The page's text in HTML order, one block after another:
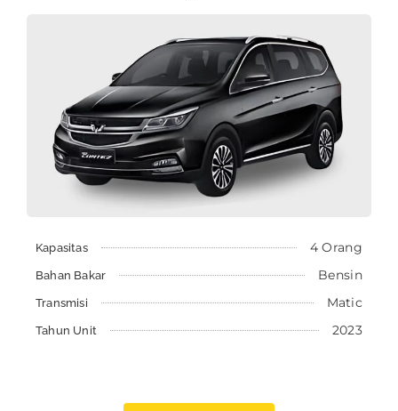
Kapasitas 4 Orang
Bahan Bakar Bensin
Transmisi Matic
Tahun Unit 2023